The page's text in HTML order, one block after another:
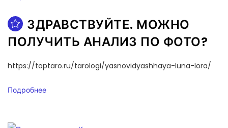
ЗДРАВСТВУЙТЕ. МОЖНО
ПОЛУЧИТЬ АНАЛИЗ ПО ФОТО?
https://toptaro.ru/tarologi/yasnovidyashhaya-luna-lora/
Подробнее